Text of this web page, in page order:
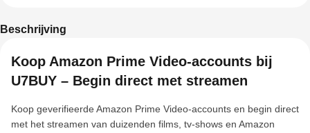
Beschrijving
Koop Amazon Prime Video-accounts bij
U7BUY – Begin direct met streamen
Koop geverifieerde Amazon Prime Video-accounts en begin direct
met het streamen van duizenden films, tv-shows en Amazon